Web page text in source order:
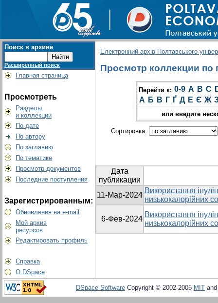
Поиск в архиве
Расширенный поиск
Главная страница
Просмотреть
Разделы
и коллекции
По дате
По автору
По заглавию
По тематике
Просмотр документов
Последние поступления
Зарегистрированным:
Обновления на e-mail
Мой архив
ресурсов
Редактировать профиль
Справка
О DSpace
Електронний архів Полтавського
Просмотр коллекции по
Перейти к: 0-9 A B C
А Б В Г Ґ Д Е Є Ж
или введите
Сортировка:
Дата
публикации
11-Мар-2024
Використання
низькокалорійних
6-Фев-2024
Використання
низькокалорійних
DSpace Software Copyright © 2002-2005 MIT